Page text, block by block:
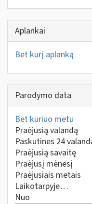
Aplankai
Bet kurį aplanką
Parodymo data
Bet kuriuo metu
Praėjusią valandą
Paskutines 24
Praėjusią savaitę
Praėjusį mėnesį
Praėjusiais metais
Laikotarpyje…
Nuo